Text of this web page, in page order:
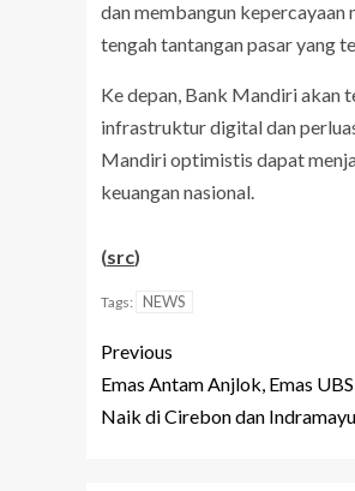
dan membangun
tengah tantangan pasar yang
Ke depan, Bank Mandiri akan
infrastruktur digital dan
Mandiri optimistis dapat
keuangan nasional.
(src)
Tags: NEWS
Previous
Emas Antam Anjlok, Emas
Naik di Cirebon dan Indramayu